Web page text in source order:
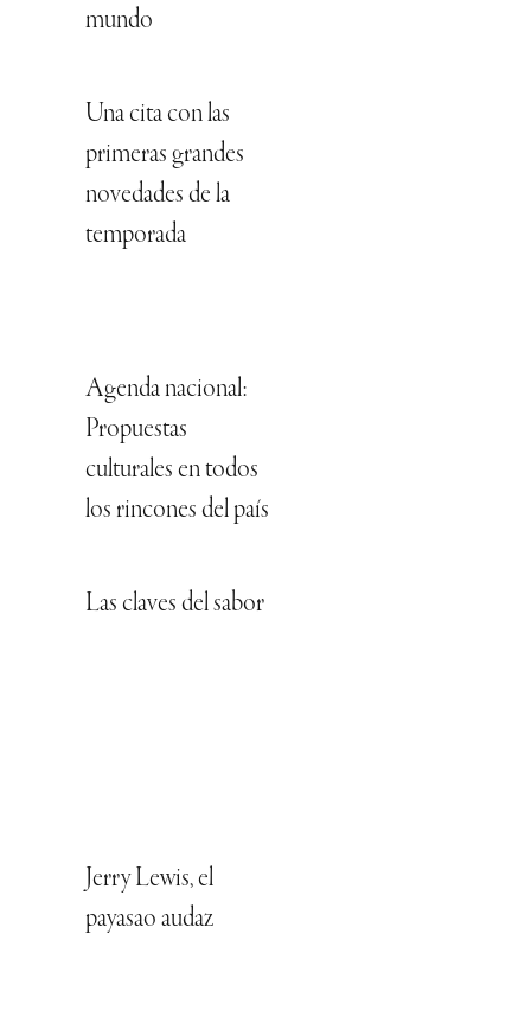
mundo
Una cita con las
primeras grandes
novedades de la
temporada
Agenda nacional:
Propuestas
culturales en todos
los rincones del país
Las claves del sabor
Jerry Lewis, el
payasao audaz